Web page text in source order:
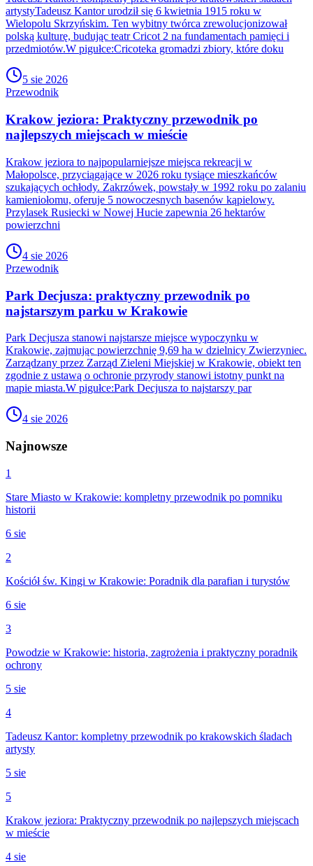
artystyTadeusz Kantor urodził się 6 kwietnia 1915 roku w
Wielopolu Skrzyńskim. Ten wybitny twórca zrewolucjonizował
polską kulturę, budując teatr Cricot 2 na fundamentach pamięci i
przedmiotów.W pigułce:Cricoteka gromadzi zbiory, które doku
5 sie 2026
Przewodnik
Krakow jeziora: Praktyczny przewodnik po
najlepszych miejscach w mieście
Krakow jeziora to najpopularniejsze miejsca rekreacji w
Małopolsce, przyciągające w 2026 roku tysiące mieszkańców
szukających ochłody. Zakrzówek, powstały w 1992 roku po zalaniu
kamieniołomu, oferuje 5 nowoczesnych basenów kąpielowy.
Przylasek Rusiecki w Nowej Hucie zapewnia 26 hektarów
powierzchni
4 sie 2026
Przewodnik
Park Decjusza: praktyczny przewodnik po
najstarszym parku w Krakowie
Park Decjusza stanowi najstarsze miejsce wypoczynku w
Krakowie, zajmując powierzchnię 9,69 ha w dzielnicy Zwierzyniec.
Zarządzany przez Zarząd Zieleni Miejskiej w Krakowie, obiekt ten
zgodnie z ustawą o ochronie przyrody stanowi istotny punkt na
mapie miasta.W pigułce:Park Decjusza to najstarszy par
4 sie 2026
Najnowsze
1
Stare Miasto w Krakowie: kompletny przewodnik po pomniku
historii
6 sie
2
Kościół św. Kingi w Krakowie: Poradnik dla parafian i turystów
6 sie
3
Powodzie w Krakowie: historia, zagrożenia i praktyczny poradnik
ochrony
5 sie
4
Tadeusz Kantor: kompletny przewodnik po krakowskich śladach
artysty
5 sie
5
Krakow jeziora: Praktyczny przewodnik po najlepszych miejscach
w mieście
4 sie